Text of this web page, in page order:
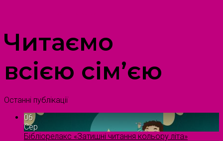
Читаємо
всією сім’єю
Останні публікації
06
Сер
Бібліорелакс «Затишні читання кольору літа»